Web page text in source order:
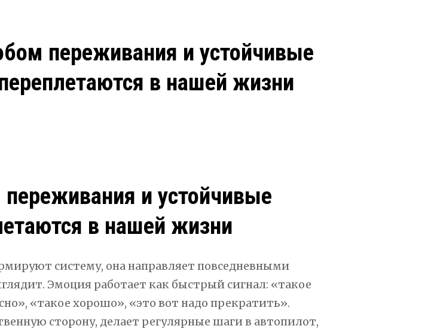
переживания и устойчивые
в нашей жизни
и устойчивые
в нашей жизни
систему, она направляет повседневными
Эмоция работает как быстрый сигнал: «такое
«такое хорошо», «это вот надо прекратить».
сторону, делает регулярные шаги в автопилот,